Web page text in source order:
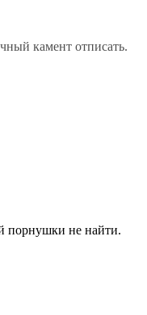
камент отписать.
порнушки не найти.